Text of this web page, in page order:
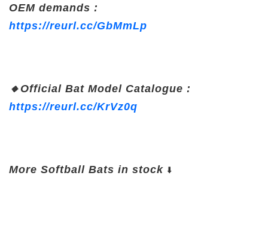
OEM demands :
https://reurl.cc/GbMmLp
🔸 Official Bat Model Catalogue :
https://reurl.cc/KrVz0q
More Softball Bats in stock ⬇️